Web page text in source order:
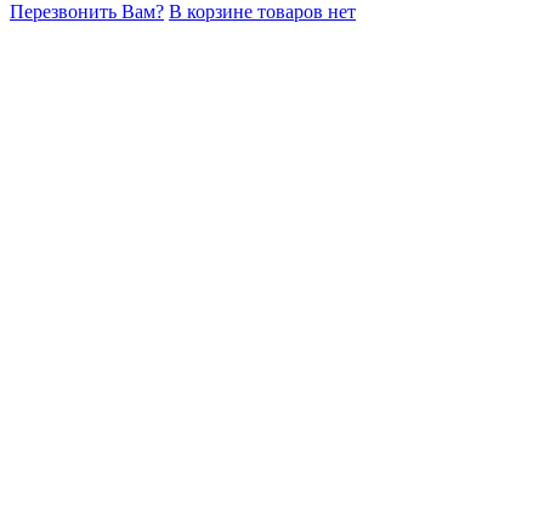
Перезвонить Вам? В корзине товаров нет